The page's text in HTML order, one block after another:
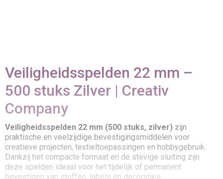
Veiligheidsspelden 22 mm –
500 stuks Zilver | Creativ
Company
Veiligheidsspelden 22 mm (500 stuks, zilver) zijn
praktische en veelzijdige bevestigingsmiddelen voor
creatieve projecten, textieltoepassingen en hobbygebruik.
Dankzij het compacte formaat en de stevige sluiting zijn
deze spelden ideaal voor het tijdelijk of permanent
bevestigen van stoffen, labels en decoraties.